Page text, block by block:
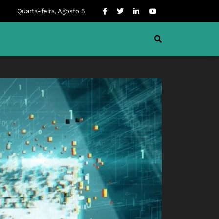
Quarta-feira, Agosto 5